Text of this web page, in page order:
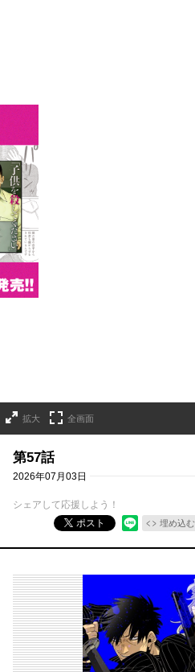
拡大 全画面
第57話
2026年07月03日
シェアして応援しよう！
ポスト
埋め込む